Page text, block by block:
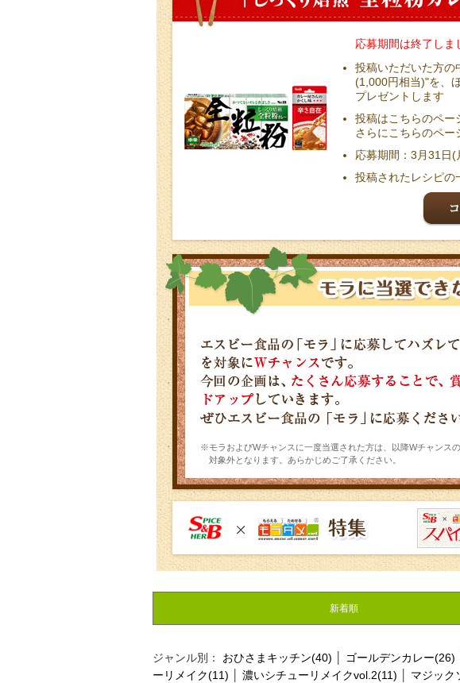
応募期間は終了しま
投稿いただいた方の
(1,000円相当)"を、
プレゼントします
投稿はこちらのペー
さらにこちらのペー
応募期間： 3月31日(
投稿されたレシピの
※モラおよびWチャンスに一度当選された方は、以降Wチャンスの
対象外となります。あらかじめご了承ください。
新着順
ジャンル別： おひさまキッチン(40) ゴールデンカレー(26)
ーリメイク(11)
濃いシチューリメイクvol.2(11) マジック